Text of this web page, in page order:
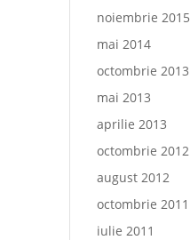
noiembrie 2015
mai 2014
octombrie 2013
mai 2013
aprilie 2013
octombrie 2012
august 2012
octombrie 2011
iulie 2011